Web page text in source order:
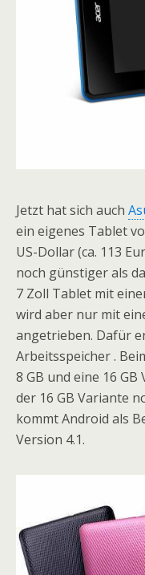
Jetzt hat sich auch
ein eigenes Tablet
US-Dollar (ca. 113
noch günstiger als
7 Zoll Tablet mit
wird aber nur mit
angetrieben. Dafür
Arbeitsspeicher .
8 GB und eine 16
der 16 GB Variante
kommt Android als
Version 4.1.